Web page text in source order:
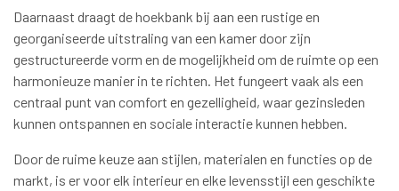
Daarnaast draagt de hoekbank bij aan een rustige en
georganiseerde uitstraling van een kamer door zijn
gestructureerde vorm en de mogelijkheid om de ruimte op een
harmonieuze manier in te richten. Het fungeert vaak als een
centraal punt van comfort en gezelligheid, waar gezinsleden
kunnen ontspannen en sociale interactie kunnen hebben.
Door de ruime keuze aan stijlen, materialen en functies op de
markt, is er voor elk interieur en elke levensstijl een geschikte